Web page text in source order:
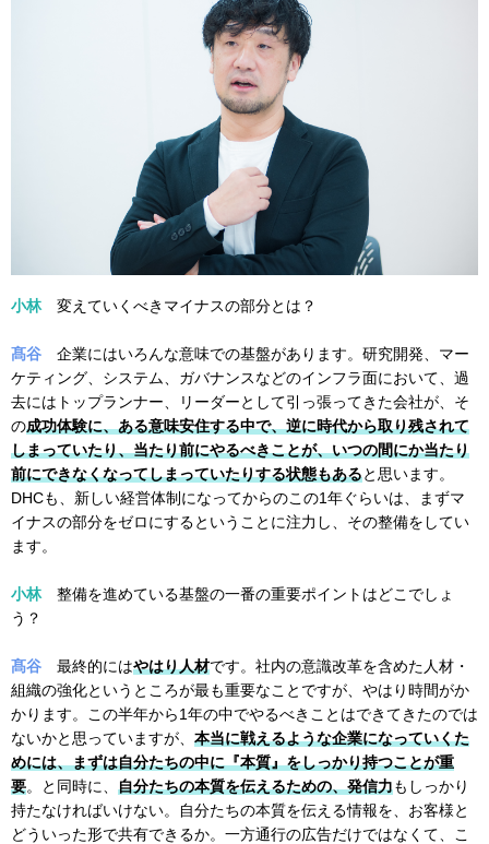
小林変えていくべきマイナスの部分とは？
髙谷 企業にはいろんな意味での基盤があります。研究開発、マー
ケティング、システム、ガバナンスなどのインフラ面において、過
去にはトップランナー、リーダーとして引っ張ってきた会社が、そ
の成功体験に、ある意味安住する中で、逆に時代から取り残されて
しまっていたり、当たり前にやるべきことが、いつの間にか当たり
前にできなくなってしまっていたりする状態もあると思います。
DHCも、新しい経営体制になってからのこの1年ぐらいは、まずマ
イナスの部分をゼロにするということに注力し、その整備をしてい
ます。
小林整備を進めている基盤の一番の重要ポイントはどこでしょ
う？
髙谷 最終的にはやはり人材です。社内の意識改革を含めた人材・
組織の強化というところが最も重要なことですが、やはり時間がか
かります。この半年から1年の中でやるべきことはできてきたのでは
ないかと思っていますが、 本当に戦えるような企業になっていくた
めには、まずは自分たちの中に『本質』をしっかり持つことが重
要。と同時に、 自分たちの本質を伝えるための、発信力もしっかり
持たなければいけない。自分たちの本質を伝える情報を、お客様と
どういった形で共有できるか。一方通行の広告だけではなくて、こ